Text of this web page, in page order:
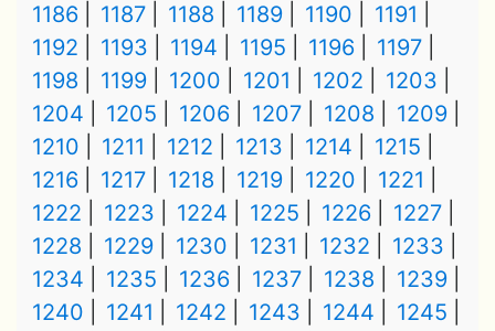
1186
1187 1188 1189 1190
1191
1192
1193 1194 1195 1196
1197
1198
1199 1200 1201 1202
1203
1204
1205 1206 1207 1208
1209
1210
1211 1212 1213 1214
1215
1216
1217 1218 1219 1220
1221
1222
1223 1224 1225 1226
1227
1228
1229 1230 1231 1232
1233
1234
1235 1236 1237 1238
1239
1240
1241 1242 1243 1244
1245